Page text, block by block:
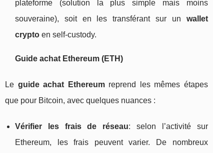
plateforme (solution la plus simple mais moins
souveraine), soit en les transférant sur un wallet
crypto en self‑custody.
Guide achat Ethereum (ETH)
Le guide achat Ethereumreprend les mêmes étapes
que pour Bitcoin, avec quelques nuances :
Vérifier les frais de réseau: selon l’activité sur
Ethereum, les frais peuvent varier. De nombreux